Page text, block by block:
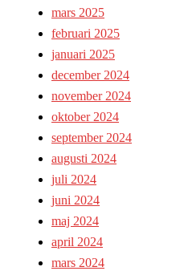
mars 2025
februari 2025
januari 2025
december 2024
november 2024
oktober 2024
september 2024
augusti 2024
juli 2024
juni 2024
maj 2024
april 2024
mars 2024